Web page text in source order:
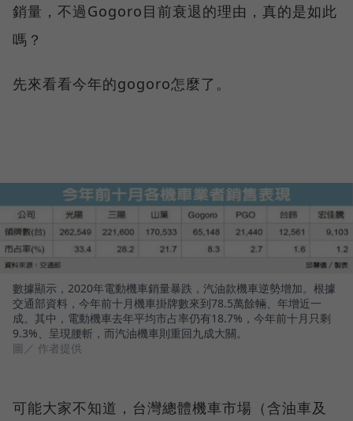
銷量，不過Gogoro目前衰退的理由，真的是如此
嗎？
先來看看今年的gogoro怎麼了。
數據顯示，2020年電動機車銷量暴跌，汽油款機車逆勢增加。根據
交通部資料，今年前十月機車掛牌數來到78.5萬餘輛、年增近一
成。其中，電動機車去年平均市占率仍有18.7%，今年前十月只剩
9.3%、呈現腰斬，而汽油機車則重回九成大關。
圖／ 作者提供
可能大家不知道，台灣總體機車市場（含油車及